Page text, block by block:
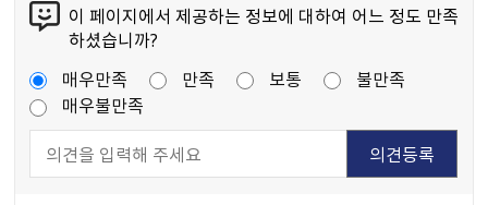
이 페이지에서 제공하는 정보에 대하여 어느 정도 만족
하셨습니까?
매우만족
만족 보통
불만족
매우불만족